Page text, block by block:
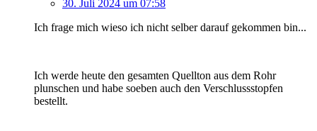
30. Juli 2024 um 07:58
Ich frage mich wieso ich nicht selber darauf gekommen bin...
Ich werde heute den gesamten Quellton aus dem Rohr
plunschen und habe soeben auch den Verschlussstopfen
bestellt.